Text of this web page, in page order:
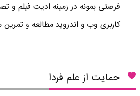
فرصتی بمونه در زمینه ادیت فیلم و
کاربری وب و اندروید مطالعه و
حمایت از علم فردا